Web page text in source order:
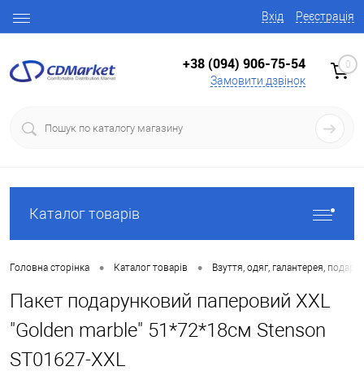
Вхід Реєстрація
+38 (094) 906-75-54
Замовити дзвінок
0
Каталог товарів
Головна сторінка • Каталог товарів • Взуття, одяг, галантерея,
Пакет подарунковий паперовий XXL
"Golden marble" 51*72*18см Stenson
ST01627-XXL